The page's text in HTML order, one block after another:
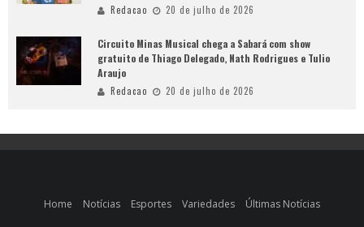
Redacao 20 de julho de 2026
Circuito Minas Musical chega a Sabará com show
gratuito de Thiago Delegado, Nath Rodrigues e Tulio
Araujo
Redacao 20 de julho de 2026
Home Notícias Esportes Variedades Últimas Notícias